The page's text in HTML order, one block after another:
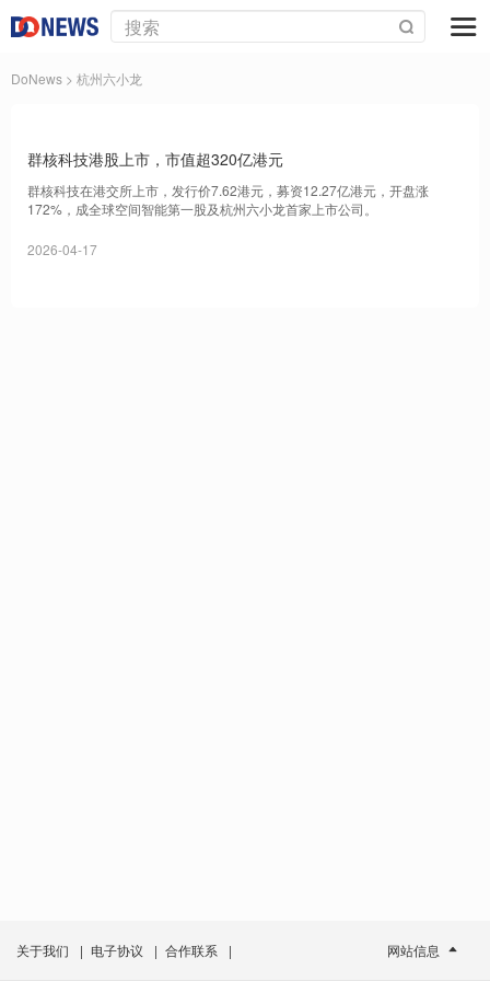
DoNews > 杭州六小龙
群核科技港股上市，市值超320亿港元
群核科技在港交所上市，发行价7.62港元，募资12.27亿港元，开盘涨
172%，成全球空间智能第一股及杭州六小龙首家上市公司。
2026-04-17
关于我们 | 电子协议 | 合作联系 | 网站信息